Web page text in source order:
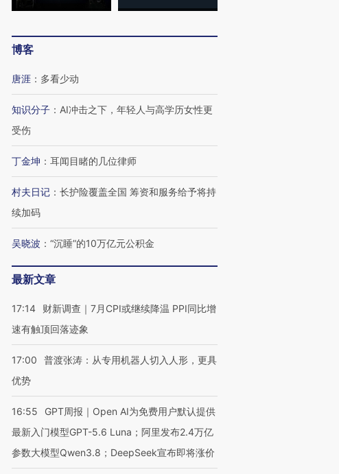
博客
唐涯 ： 多看少动
知识分子 ： AI冲击之下，年轻人与高学历女性更
受伤
丁金坤 ： 耳闻目睹的几位律师
村夫日记 ： 长护险覆盖全国 筹资和服务给予将持
续加码
吴晓波 ： “沉睡”的10万亿元公积金
最新文章
17:14
财新调查｜7月CPI或继续降温 PPI同比增
速有触顶回落迹象
17:00
普渡张涛：从专用机器人切入人形，更具
优势
16:55
GPT周报｜Open AI为免费用户默认提供
最新入门模型GPT-5.6 Luna；阿里发布2.4万亿
参数大模型Qwen3.8；DeepSeek宣布即将涨价